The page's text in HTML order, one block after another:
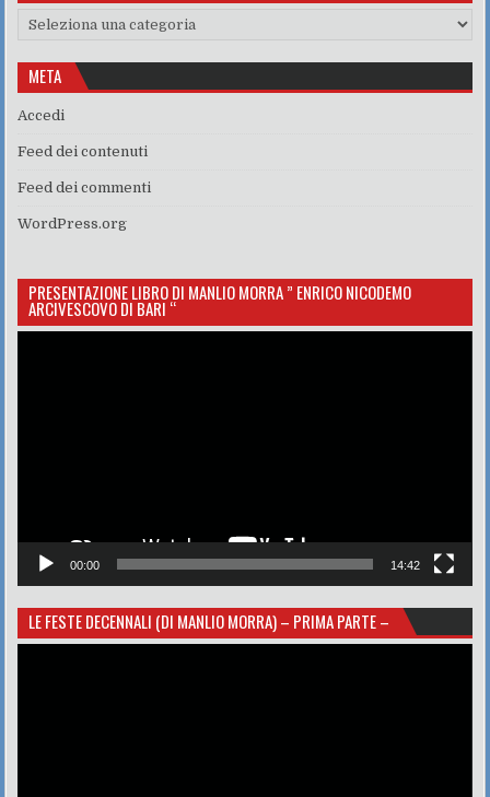
Categorie
META
Accedi
Feed dei contenuti
Feed dei commenti
WordPress.org
PRESENTAZIONE LIBRO DI MANLIO MORRA ” ENRICO NICODEMO
ARCIVESCOVO DI BARI “
00:00 14:42
LE FESTE DECENNALI (DI MANLIO MORRA) – PRIMA PARTE –